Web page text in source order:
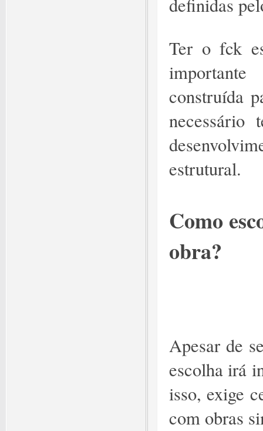
definidas
Ter o fck
construída
necessário
estrutural.
Como
obra?
Apesar de
escolha irá
isso, exige
com obras